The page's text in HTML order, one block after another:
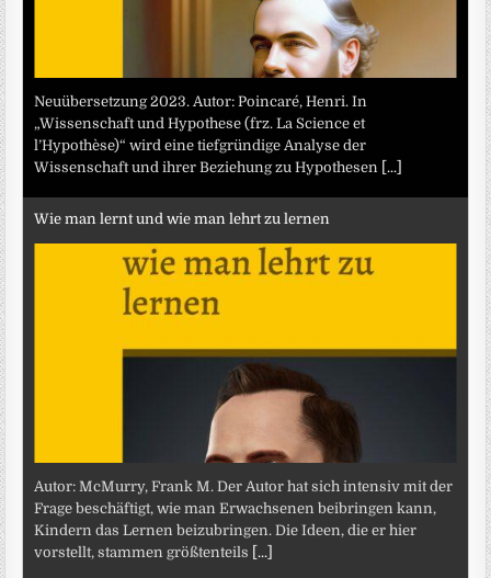
Neuübersetzung 2023. Autor: Poincaré, Henri. In
„Wissenschaft und Hypothese (frz. La Science et
l’Hypothèse)“ wird eine tiefgründige Analyse der
Wissenschaft und ihrer Beziehung zu Hypothesen [...]
Wie man lernt und wie man lehrt zu lernen
Autor: McMurry, Frank M. Der Autor hat sich intensiv mit der
Frage beschäftigt, wie man Erwachsenen beibringen kann,
Kindern das Lernen beizubringen. Die Ideen, die er hier
vorstellt, stammen größtenteils [...]